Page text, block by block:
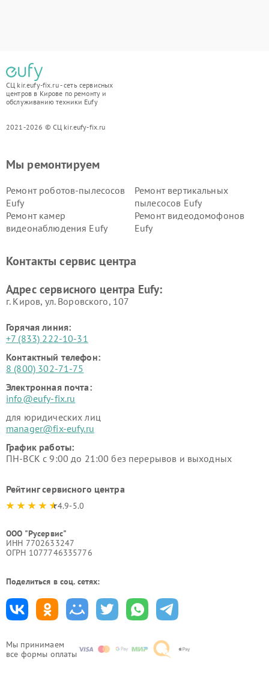
СЦ kir.eufy-fix.ru - сеть сервисных
центров в Кирове по ремонту и
обслуживанию техники Eufy
2021-2026 © СЦ kir.eufy-fix.ru
Мы принимаем
все формы оплаты
Мы ремонтируем
Ремонт роботов-пылесосов
Eufy
Ремонт вертикальных
пылесосов Eufy
Ремонт камер
видеонаблюдения Eufy
Ремонт видеодомофонов
Eufy
Контакты сервис центра
Адрес сервисного центра Eufy:
г. Киров, ул. Воровского, 107
Горячая линия:
+7 (833) 222-10-31
Контактный телефон:
8 (800) 302-71-75
Электронная почта:
info@eufy-fix.ru
для юридических лиц
manager@fix-eufy.ru
График работы:
ПН-ВСК с 9:00 до 21:00 без перерывов и выходных
Рейтинг сервисного центра
4.9-5.0
ООО "Русервис"
ИНН 7702633247
ОГРН 1077746335776
Поделиться в соц. сетях: